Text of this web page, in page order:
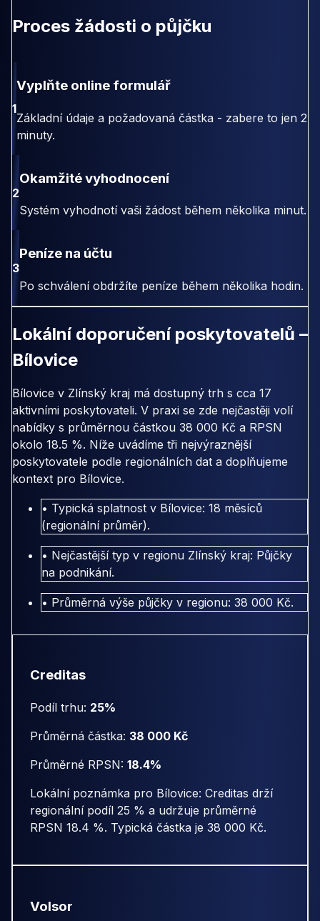
Proces žádosti o půjčku
1
Vyplňte online formulář
Základní údaje a požadovaná částka - zabere to jen 2
minuty.
2
Okamžité vyhodnocení
Systém vyhodnotí vaši žádost během několika minut.
3
Peníze na účtu
Po schválení obdržíte peníze během několika hodin.
Lokální doporučení poskytovatelů –
Bílovice
Bílovice v Zlínský kraj má dostupný trh s cca 17
aktivními poskytovateli. V praxi se zde nejčastěji volí
nabídky s průměrnou částkou 38 000 Kč a RPSN
okolo 18.5 %. Níže uvádíme tři nejvýraznější
poskytovatele podle regionálních dat a doplňujeme
kontext pro Bílovice.
• Typická splatnost v Bílovice: 18 měsíců
(regionální průměr).
• Nejčastější typ v regionu Zlínský kraj: Půjčky
na podnikání.
• Průměrná výše půjčky v regionu: 38 000 Kč.
Creditas
Podíl trhu: 25%
Průměrná částka: 38 000 Kč
Průměrné RPSN: 18.4%
Lokální poznámka pro Bílovice: Creditas drží
regionální podíl 25 % a udržuje průměrné
RPSN 18.4 %. Typická částka je 38 000 Kč.
Volsor